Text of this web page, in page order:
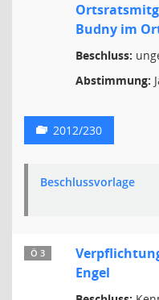
Budny im
Beschluss:
Abstimmung:
2012/230
Beschlussvorlage
Ö 3
Engel